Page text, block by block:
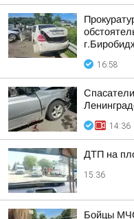
16:58
14:36
ДТП на
15:36
Бойцы